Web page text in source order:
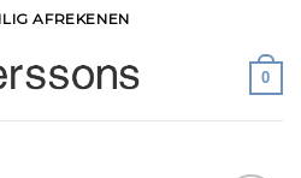
AFREKENEN
0